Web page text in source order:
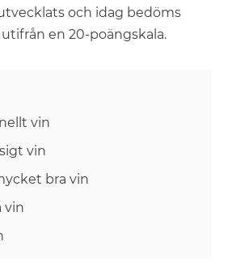
och idag bedöms
en 20-poängskala.
vin
vin
bra vin
vin